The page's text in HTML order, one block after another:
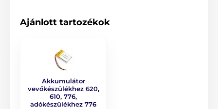
Ajánlott tartozékok
Akkumulátor
vevőkészülékhez 620,
610, 776,
adókészülékhez 776